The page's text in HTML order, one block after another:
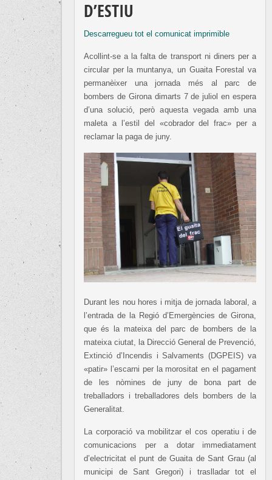
D’ESTIU
Descarregueu tot el comunicat imprimible
Acollint-se a la falta de transport ni diners per a
circular per la muntanya, un Guaita Forestal va
permanèixer una jornada més al parc de
bombers de Girona dimarts 7 de juliol en espera
d’una solució, però aquesta vegada amb una
maleta a l’estil del «cobrador del frac» per a
reclamar la paga de juny.
Durant les nou hores i mitja de jornada laboral, a
l’entrada de la Regió d’Emergències de Girona,
que és la mateixa del parc de bombers de la
mateixa ciutat, la Direcció General de Prevenció,
Extinció d’Incendis i Salvaments (DGPEIS) va
«patir» l’escarni per la morositat en el pagament
de les nòmines de juny de bona part de
treballadors i treballadores dels bombers de la
Generalitat.
La corporació va mobilitzar el cos operatiu i de
comunicacions per a dotar immediatament
d’electricitat el punt de Guaita de Sant Grau (al
municipi de Sant Gregori) i traslladar tot el